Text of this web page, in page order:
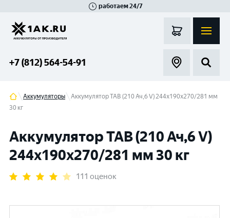
работаем 24/7
+7 (812) 564-54-91
Аккумуляторы
Аккумулятор TAB (210 Ач,6 V) 244x190x270/281 мм
30 кг
Аккумулятор TAB (210 Ач,6 V)
244x190x270/281 мм 30 кг
111 оценок
Гатчина